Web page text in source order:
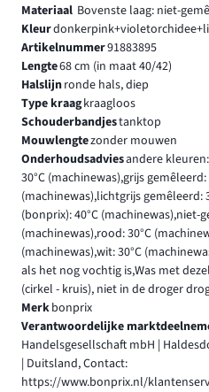
Materiaal Bovenste laag: niet-
Kleur
Artikelnummer91883895
Lengte68 cm (in maat 40/42)
Halslijnronde hals, diep
Type kraagkraagloos
Schouderbandjestanktop
Mouwlengtezonder mouwen
Onderhoudsadviesandere
30°C (machinewas),grijs
(machinewas),lichtgrijs gemêleerd:
(bonprix): 40°C (machinewas),niet-
(machinewas),rood: 30°C
(machinewas),wit: 30°C
als het nog vochtig is,Was met
(cirkel - kruis), niet in de droger
Merkbonprix
Verantwoordelijke
Handelsgesellschaft mbH |
| Duitsland, Contact:
https://www.bonprix.nl/